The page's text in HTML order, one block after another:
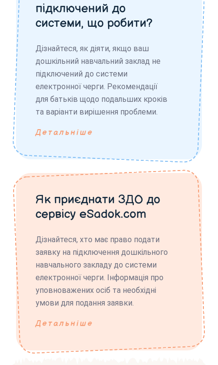
підключений до
системи, що робити?
Дізнайтеся, як діяти, якщо ваш
дошкільний навчальний заклад не
підключений до системи
електронної черги. Рекомендації
для батьків щодо подальших кроків
та варіанти вирішення проблеми.
Детальніше
Як приєднати ЗДО до
сервісу eSadok.com
Дізнайтеся, хто має право подати
заявку на підключення дошкільного
навчального закладу до системи
електронної черги. Інформація про
уповноважених осіб та необхідні
умови для подання заявки.
Детальніше